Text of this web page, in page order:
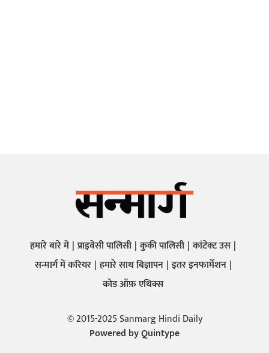
हमारे बारे में प्राइवेसी पालिसी कुकी पालिसी कांटेक्ट उस
सन्मार्ग में करियर हमारे साथ बिज्ञापन इतर इनफार्मेशन
कोड ऑफ़ एथिक्स
© 2015-2025 Sanmarg Hindi Daily
Powered byQuintype